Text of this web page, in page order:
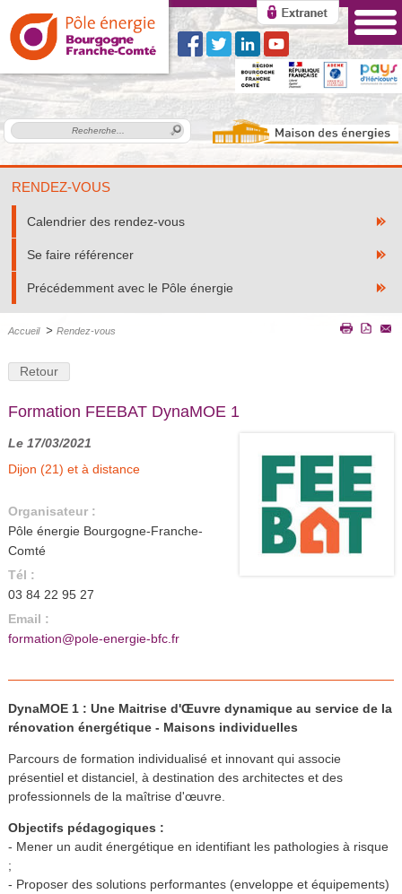
RENDEZ-VOUS
Calendrier des rendez-vous
Se faire référencer
Précédemment avec le Pôle énergie
Accueil > Rendez-vous
Retour
Formation FEEBAT DynaMOE 1
Le 17/03/2021
Dijon (21) et à distance
Organisateur :
Pôle énergie Bourgogne-Franche-
Comté
Tél :
03 84 22 95 27
Email :
formation@pole-energie-bfc.fr
DynaMOE 1 : Une Maitrise d'Œuvre dynamique au service de la
rénovation énergétique - Maisons individuelles
Parcours de formation individualisé et innovant qui associe
présentiel et distanciel, à destination des architectes et des
professionnels de la maîtrise d'œuvre.
Objectifs pédagogiques :
- Mener un audit énergétique en identifiant les pathologies à risque
;
- Proposer des solutions performantes (enveloppe et équipements)